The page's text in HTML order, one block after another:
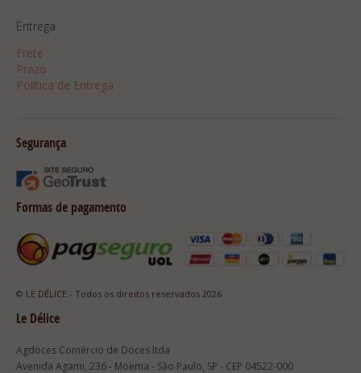
Entrega
Frete
Prazo
Política de Entrega
Segurança
Formas de pagamento
© LE DÉLICE - Todos os direitos reservados 2026
Le Délice
Agdoces Comércio de Doces ltda
Avenida Agami, 236 - Moema - São Paulo, SP - CEP 04522-000